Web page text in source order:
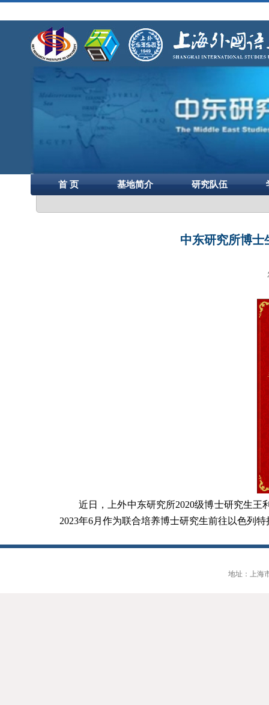
首 页 基地简介 研究队伍
中东研究所博士
近日，上外中东研究所2020级博士研究生王
2023年6月作为联合培养博士研究生前往以色列
地址：上海